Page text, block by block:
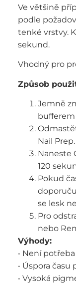
Ve většině
podle
tenké vrstvy.
sekund.
Vhodný pro
Způsob
Jemně
bufferem
Nail Prep.
Naneste
120
Pokud
se lesk
Pro
nebo
Výhody:
• Není
• Úspora času
• Vysoká